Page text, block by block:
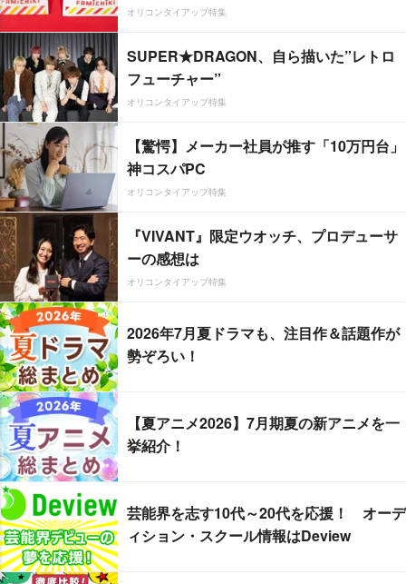
オリコンタイアップ特集
SUPER★DRAGON、自ら描いた”レトロ
フューチャー”
オリコンタイアップ特集
【驚愕】メーカー社員が推す「10万円台」
神コスパPC
オリコンタイアップ特集
『VIVANT』限定ウオッチ、プロデューサ
ーの感想は
オリコンタイアップ特集
2026年7月夏ドラマも、注目作＆話題作が
勢ぞろい！
【夏アニメ2026】7月期夏の新アニメを一
挙紹介！
芸能界を志す10代～20代を応援！ オーデ
ィション・スクール情報はDeview